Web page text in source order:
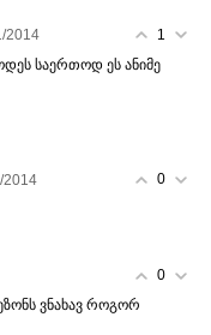
1
2014
საერთოდ ეს ანიმე
0
2014
0
ვნახავ როგორ